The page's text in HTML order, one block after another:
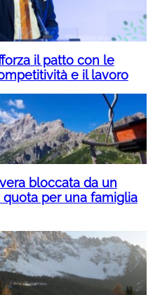
il patto con le
e il lavoro
bloccata da un
per una famiglia